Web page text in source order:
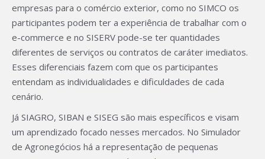
empresas para o comércio exterior, como no SIMCO os
participantes podem ter a experiência de trabalhar com o
e-commerce e no SISERV pode-se ter quantidades
diferentes de serviços ou contratos de caráter imediatos.
Esses diferenciais fazem com que os participantes
entendam as individualidades e dificuldades de cada
cenário.
Já SIAGRO, SIBAN e SISEG são mais específicos e visam
um aprendizado focado nesses mercados. No Simulador
de Agronegócios há a representação de pequenas